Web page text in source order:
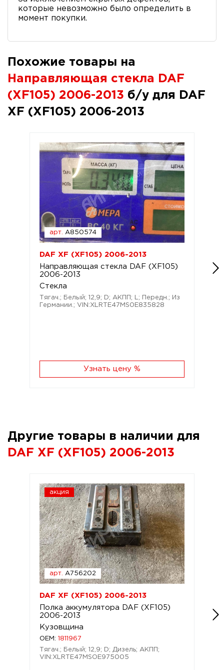
которые невозможно было определить в
момент покупки.
Похожие товары на
Направляющая стекла DAF
(XF105) 2006-2013 б/у для DAF
XF (XF105) 2006-2013
арт. A850574
DAF XF (XF105) 2006-2013
Направляющая стекла DAF (XF105)
2006-2013
Стекла
Тягач.; Белый; 12,9; D; АКПП; L; Передн.; Из
Германии.; VIN:XLRTE47MS0E835828
Узнать цену %
Другие товары в наличии для
DAF XF (XF105) 2006-2013
акция
арт. A756202
DAF XF (XF105) 2006-2013
Полка аккумулятора DAF (XF105)
2006-2013
Кузовщина
OEM: 1811967
Тягач.; Белый; 12,9; D; Дизель; АКПП;
VIN:XLRTE47MSOE975005